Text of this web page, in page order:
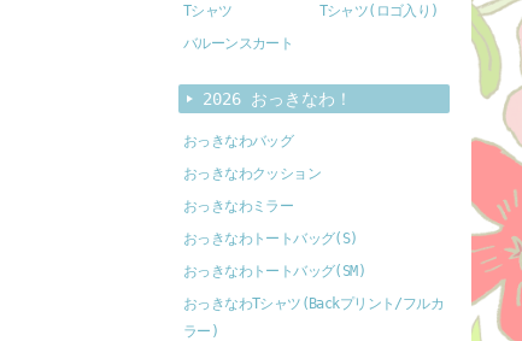
Tシャツ
Tシャツ(ロゴ入り)
バルーンスカート
2026 おっきなわ！
おっきなわバッグ
おっきなわクッション
おっきなわミラー
おっきなわトートバッグ(S)
おっきなわトートバッグ(SM)
おっきなわTシャツ(Backプリント/フルカ
ラー)